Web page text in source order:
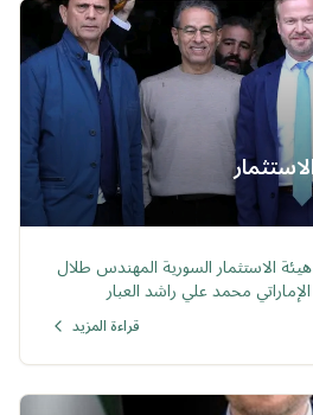
الاستثمار السورية المهندس طلال
محمد علي راشد العبار
قراءة المزيد